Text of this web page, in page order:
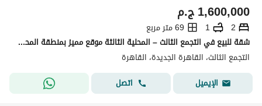
ج.م1,600,000
2
1
69 متر مربع
شقة للبيع في التجمع الثالث – المحلية الثالثة موقع مميز بمنطقة المحلية الثالثة – التجمع الثالث - المساحة: 70 متر² - الدور: أرضي - عدد الغرف: 2
التجمع الثالث، القاهرة الجديدة، القاهرة
الإيميل
اتصل